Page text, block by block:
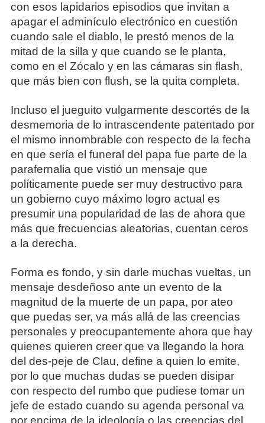
con esos lapidarios episodios que invitan a
apagar el adminículo electrónico en cuestión
cuando sale el diablo, le prestó menos de la
mitad de la silla y que cuando se le planta,
como en el Zócalo y en las cámaras sin flash,
que más bien con flush, se la quita completa.
Incluso el jueguito vulgarmente descortés de la
desmemoria de lo intrascendente patentado por
el mismo innombrable con respecto de la fecha
en que sería el funeral del papa fue parte de la
parafernalia que vistió un mensaje que
políticamente puede ser muy destructivo para
un gobierno cuyo máximo logro actual es
presumir una popularidad de las de ahora que
más que frecuencias aleatorias, cuentan ceros
a la derecha.
Forma es fondo, y sin darle muchas vueltas, un
mensaje desdeñoso ante un evento de la
magnitud de la muerte de un papa, por ateo
que puedas ser, va más allá de las creencias
personales y preocupantemente ahora que hay
quienes quieren creer que va llegando la hora
del des-peje de Clau, define a quien lo emite,
por lo que muchas dudas se pueden disipar
con respecto del rumbo que pudiese tomar un
jefe de estado cuando su agenda personal va
por encima de la ideología o las creencias del